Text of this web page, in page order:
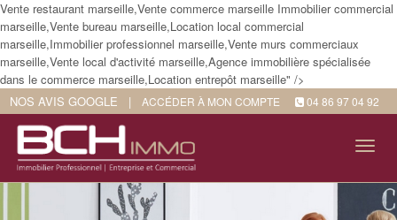
Vente restaurant marseille,Vente commerce marseille Immobilier commercial
marseille,Vente bureau marseille,Location local commercial
marseille,Immobilier professionnel marseille,Vente murs commerciaux
marseille,Vente local d'activité marseille,Agence immobilière spécialisée
dans le commerce marseille,Location entrepôt marseille" />
NOS AVIS GOOGLE
| ACCÉDER À MON COMPTE 04 86 97 04 92